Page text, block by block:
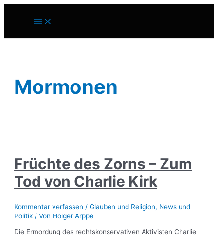
Main
Menu
Mormonen
Früchte des Zorns – Zum
Tod von Charlie Kirk
Kommentar verfassen /Glauben und Religion, News und
Politik / Von Holger Arppe
Die Ermordung des rechtskonservativen Aktivisten Charlie